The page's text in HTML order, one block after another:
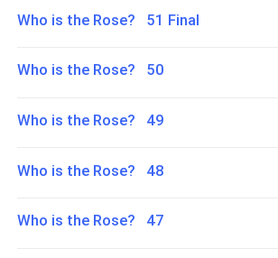
Who is the Rose? 51 Final
Who is the Rose? 50
Who is the Rose? 49
Who is the Rose? 48
Who is the Rose? 47